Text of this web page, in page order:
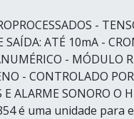
-
SAÍDA: ATÉ 10mA -
- MÓDULO
- CONTROLADO
E ALARME SONORO
é uma unidade para